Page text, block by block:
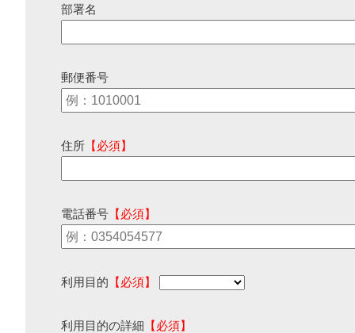
部署名
郵便番号
住所 【必須】
電話番号 【必須】
利用目的 【必須】
利用目的の詳細 【必須】